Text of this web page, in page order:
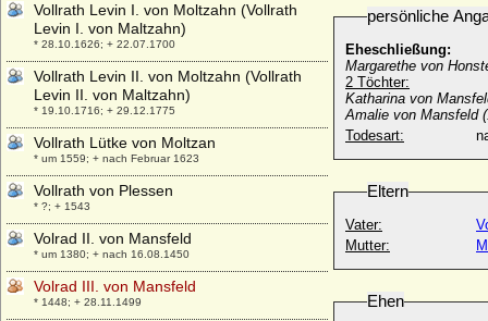
persönliche
Eheschließung:
Margarethe von
2 Töchter:
Katharina von
Amalie von Mansfeld
Todesart:
Eltern
Vater:
Mutter:
Ehen
Vollrath Levin I. von Moltzahn (Vollrath
Levin I. von Maltzahn)
* 28.10.1626; + 22.07.1700
Vollrath Levin II. von Moltzahn (Vollrath
Levin II. von Maltzahn)
* 19.10.1716; + 29.12.1775
Vollrath Lütke von Moltzan
* um 1559; + nach Februar 1623
Vollrath von Plessen
* ?; + 1543
Volrad II. von Mansfeld
* um 1380; + nach 16.08.1450
Volrad III. von Mansfeld
* 1448; + 28.11.1499